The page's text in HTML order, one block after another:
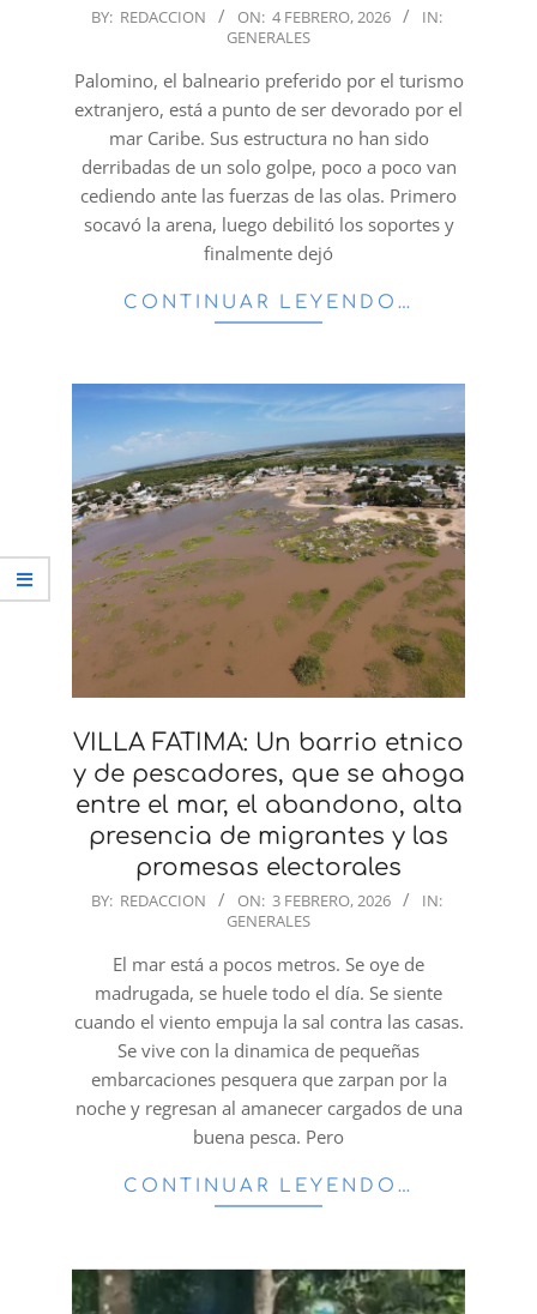
2026-
04
BY: REDACCION ON: 4 FEBRERO, 2026
IN:
GENERALES
Palomino, el balneario preferido por el turismo
extranjero, está a punto de ser devorado por el
mar Caribe. Sus estructura no han sido
derribadas de un solo golpe, poco a poco van
cediendo ante las fuerzas de las olas. Primero
socavó la arena, luego debilitó los soportes y
finalmente dejó
CONTINUAR LEYENDO…
VILLA FATIMA: Un barrio etnico
y de pescadores, que se ahoga
entre el mar, el abandono, alta
presencia de migrantes y las
promesas electorales
2026-
BY: REDACCION ON: 3 FEBRERO, 2026
IN:
GENERALES
El mar está a pocos metros. Se oye de
madrugada, se huele todo el día. Se siente
cuando el viento empuja la sal contra las casas.
Se vive con la dinamica de pequeñas
embarcaciones pesquera que zarpan por la
noche y regresan al amanecer cargados de una
buena pesca. Pero
CONTINUAR LEYENDO…